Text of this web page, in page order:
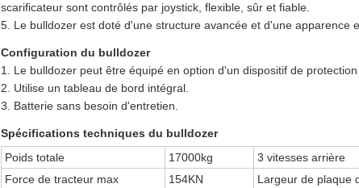
scarificateur sont contrôlés par joystick, flexible, sûr et fiable.
5. Le bulldozer est doté d'une structure avancée et d'une apparence
Configuration du bulldozer
1. Le bulldozer peut être équipé en option d'un dispositif de
2. Utilise un tableau de bord intégral.
3. Batterie sans besoin d'entretien.
Spécifications techniques du bulldozer
Poids totale
17000kg 3 vitesses arrière
Force de tracteur max
154KN Largeur de plaque